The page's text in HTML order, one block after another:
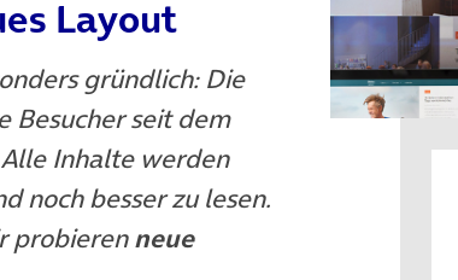
Layout
gründlich: Die
Besucher seit dem
Inhalte werden
noch besser zu lesen.
probierenneue